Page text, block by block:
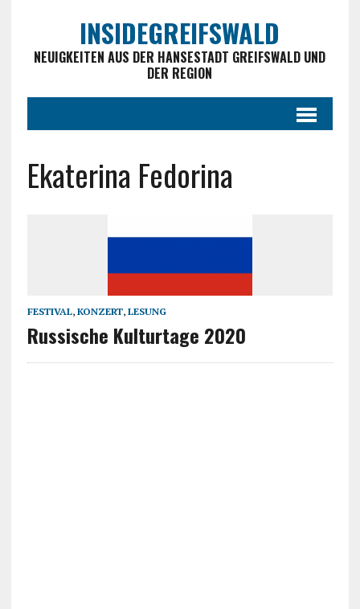
INSIDEGREIFSWALD
NEUIGKEITEN AUS DER HANSESTADT GREIFSWALD UND
DER REGION
Ekaterina Fedorina
FESTIVAL, KONZERT, LESUNG
Russische Kulturtage 2020